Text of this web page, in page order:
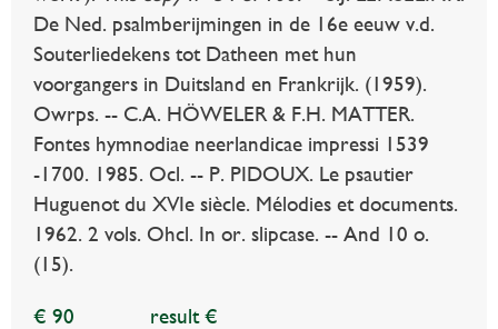
De Ned. psalmberijmingen in de 16e eeuw v.d.
Souterliedekens tot Datheen met hun
voorgangers in Duitsland en Frankrijk. (1959).
Owrps. -- C.A. HÖWELER & F.H. MATTER.
Fontes hymnodiae neerlandicae impressi 1539
-1700. 1985. Ocl. -- P. PIDOUX. Le psautier
Huguenot du XVIe siècle. Mélodies et documents.
1962. 2 vols. Ohcl. In or. slipcase. -- And 10 o.
(15).
€ 90
result €